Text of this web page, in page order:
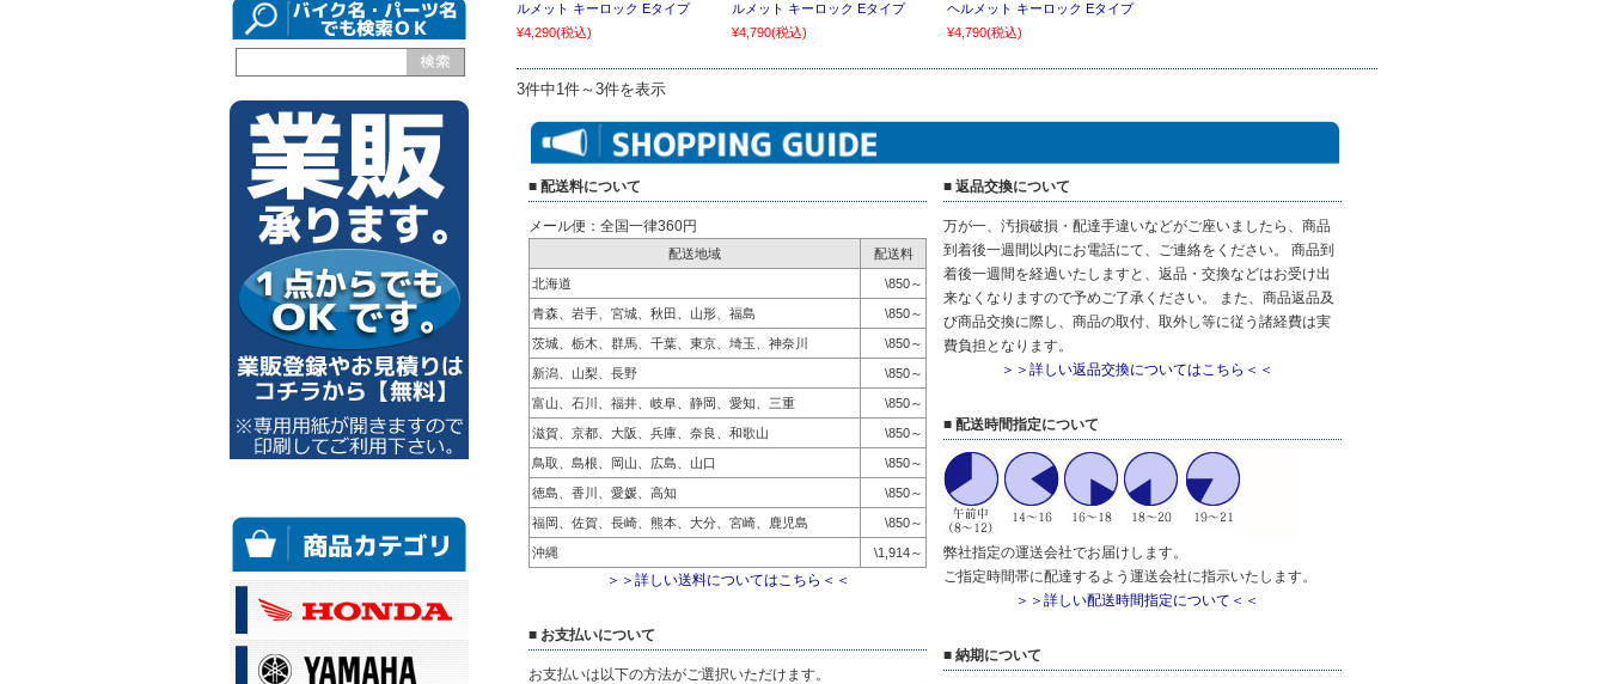
ルメット キーロック Eタイプ
¥4,290(税込)
ルメット キーロック Eタイプ
¥4,790(税込)
ヘルメット キーロック Eタイプ
¥4,790(税込)
3件中1件～3件を表示
■ 配送料について
メール便：全国一律360円
配送地域 配送料
北海道 \850～
青森、岩手、宮城、秋田、山形、福島 \850～
茨城、栃木、群馬、千葉、東京、埼玉、神奈川 \850～
新潟、山梨、長野 \850～
富山、石川、福井、岐阜、静岡、愛知、三重 \850～
滋賀、京都、大阪、兵庫、奈良、和歌山 \850～
鳥取、島根、岡山、広島、山口 \850～
徳島、香川、愛媛、高知 \850～
福岡、佐賀、長崎、熊本、大分、宮崎、鹿児島 \850～
沖縄 \1,914～
＞＞詳しい送料についてはこちら＜＜
■ お支払いについて
お支払いは以下の方法がご選択いただけます。
■ 返品交換について
万が一、汚損破損・配達手違いなどがご座いましたら、商品
到着後一週間以内にお電話にて、ご連絡をください。 商品到
着後一週間を経過いたしますと、返品・交換などはお受け出
来なくなりますので予めご了承ください。 また、商品返品及
び商品交換に際し、商品の取付、取外し等に従う諸経費は実
費負担となります。
＞＞詳しい返品交換についてはこちら＜＜
■ 配送時間指定について
弊社指定の運送会社でお届けします。
ご指定時間帯に配達するよう運送会社に指示いたします。
＞＞詳しい配送時間指定について＜＜
■ 納期について